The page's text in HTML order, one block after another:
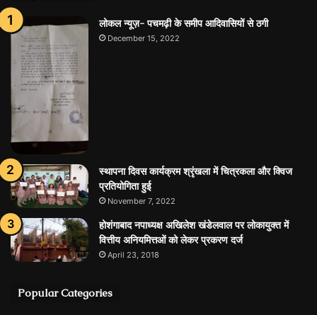
लोकल न्यूज़- पचमढ़ी के समीप आदिवासियों से ठगी
December 15, 2022
स्थापना दिवस कार्यक्रम श्रृंखला में चित्रकला और क्विज
प्रतियोगिता हुई
November 7, 2022
होशंगाबाद नपाध्यक्ष अखिलेश खंडेलवाल पर लोकायुक्त में
वित्तीय अनियमित्तओं को लेकर प्रकरण दर्ज
April 23, 2018
Popular Categories